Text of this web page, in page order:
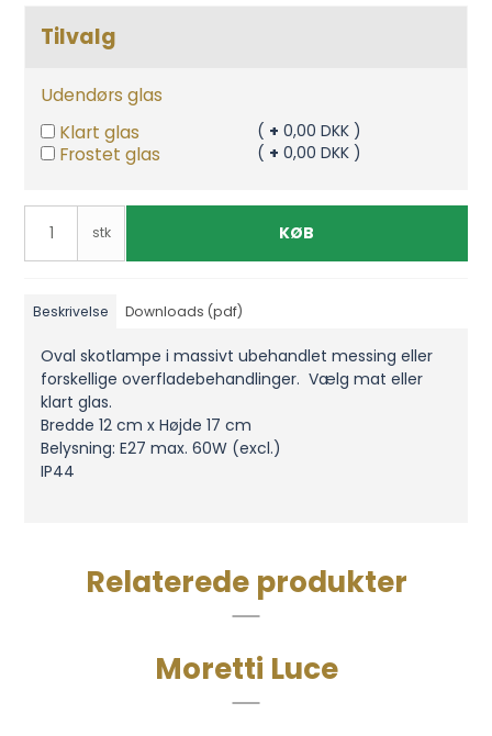
Tilvalg
Udendørs glas
Klart glas
( + 0,00 DKK )
Frostet glas ( + 0,00 DKK )
stk KØB
Beskrivelse Downloads (pdf)
Oval skotlampe i massivt ubehandlet messing eller
forskellige overfladebehandlinger. Vælg mat eller
klart glas.
Bredde 12 cm x Højde 17 cm
Belysning: E27 max. 60W (excl.)
IP44
Relaterede produkter
Moretti Luce